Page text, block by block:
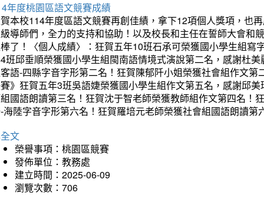
年度桃園區語文競賽成績
本校114年度區語文競賽再創佳績，拿下12項個人獎項，也
導師們，全力的支持和協助！以及校長和主任在誓師大會和
了！〈個人成績〉：狂賀五年10班石承可榮獲國小學生組
班邱垂順榮獲國小學生組閩南語情境式演說第二名，感謝杜
語-四縣字音字形第二名！狂賀陳郁阡小姐榮獲社會組作文
》狂賀五年3班吳語婕榮獲國小學生組作文第五名，感謝邱
國語朗讀第三名！狂賀沈于智老師榮獲教師組作文第四名！
海陸字音字形第六名！狂賀羅培元老師榮獲社會組國語朗讀
文
榮譽事項：桃園區競賽
發佈單位：教務處
建立時間：2025-06-09
瀏覽次數：706